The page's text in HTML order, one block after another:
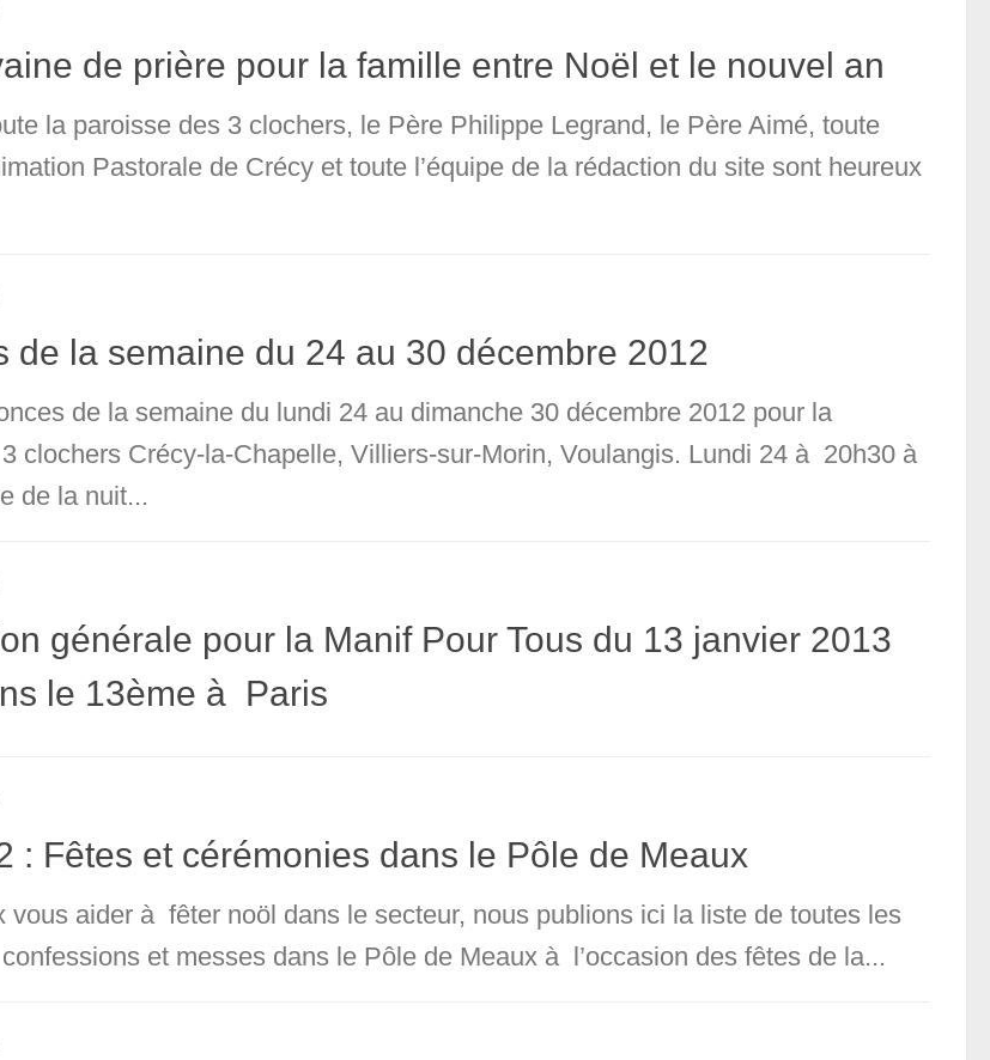
de prière pour la famille entre Noël et le nouvel an
la paroisse des 3 clochers, le Père Philippe Legrand, le Père Aimé, toute
Pastorale de Crécy et toute l’équipe de la rédaction du site sont heureux
de la semaine du 24 au 30 décembre 2012
de la semaine du lundi 24 au dimanche 30 décembre 2012 pour la
clochers Crécy-la-Chapelle, Villiers-sur-Morin, Voulangis. Lundi 24 à 20h30 à
de la nuit...
générale pour la Manif Pour Tous du 13 janvier 2013
le 13ème à Paris
: Fêtes et cérémonies dans le Pôle de Meaux
vous aider à fêter noöl dans le secteur, nous publions ici la liste de toutes les
et messes dans le Pôle de Meaux à l’occasion des fêtes de la...